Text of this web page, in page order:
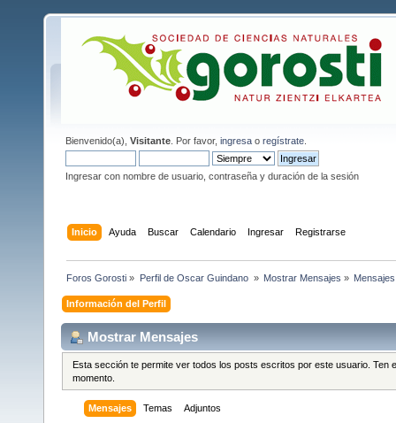
Bienvenido(a), Visitante . Por favor, ingresa o regístrate
Ingresar con nombre de usuario, contraseña y duración de la sesión
Inicio Ayuda Buscar Calendario Ingresar Registrarse
Foros Gorosti » Perfil de Oscar Guindano » Mostrar Mensajes » Mensajes
Información del Perfil
Mostrar Mensajes
Esta sección te permite ver todos los posts escritos por este usuario.
momento.
Mensajes Temas Adjuntos